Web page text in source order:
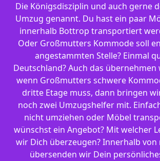
Die Königsdisziplin und auch gerne
Umzug genannt. Du hast ein paar
innerhalb Bottrop transportiert
Oder Großmutters Kommode soll
angestammten Stelle? Einmal
Deutschland? Auch das
wenn Großmutters schwere
dritte Etage muss, dann bringen
noch zwei Umzugshelfer mit.
nicht umziehen oder Möbel
wünschst ein Angebot? Mit welcher
wir Dich überzeugen? Innerhalb
übersenden wir Dein